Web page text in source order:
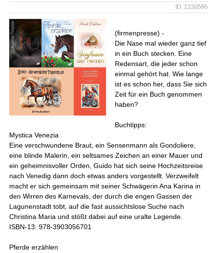
ID: 2130586
(firmenpresse) -
Die Nase mal wieder ganz tief
in ein Buch stecken. Eine
Redensart, die jeder schon
einmal gehört hat. Wie lange
ist es schon her, dass Sie sich
Zeit für ein Buch genommen
haben?
Buchtipps:
Mystica Venezia
Eine verschwundene Braut, ein Sensenmann als Gondoliere,
eine blinde Malerin, ein seltsames Zeichen an einer Mauer und
ein geheimnisvoller Orden, Guido hat sich seine Hochzeitsreise
nach Venedig dann doch etwas anders vorgestellt. Verzweifelt
macht er sich gemeinsam mit seiner Schwägerin Ana Karina in
den Wirren des Karnevals, der durch die engen Gassen der
Lagunenstadt tobt, auf die fast aussichtslose Suche nach
Christina Maria und stößt dabei auf eine uralte Legende.
ISBN-13: 978-3903056701
Pferde erzählen